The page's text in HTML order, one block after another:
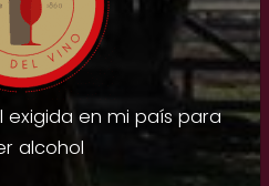
exigida en mi país para
alcohol
Viñas